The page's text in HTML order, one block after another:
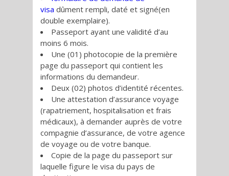
visa dûment rempli, daté et signé(en
double exemplaire).
Passeport ayant une validité d’au
moins 6 mois.
Une (01) photocopie de la première
page du passeport qui contient les
informations du demandeur.
Deux (02) photos d’identité récentes.
Une attestation d’assurance voyage
(rapatriement, hospitalisation et frais
médicaux), à demander auprès de votre
compagnie d’assurance, de votre agence
de voyage ou de votre banque.
Copie de la page du passeport sur
laquelle figure le visa du pays de